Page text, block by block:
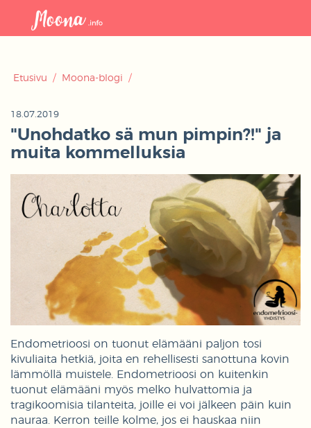
Etusivu / Moona-blogi /
18.07.2019
"Unohdatko sä mun pimpin?!" ja
muita kommelluksia
Endometrioosi on tuonut elämääni paljon tosi
kivuliaita hetkiä, joita en rehellisesti sanottuna kovin
lämmöllä muistele. Endometrioosi on kuitenkin
tuonut elämääni myös melko hulvattomia ja
tragikoomisia tilanteita, joille ei voi jälkeen päin kuin
nauraa. Kerron teille kolme, jos ei hauskaa niin